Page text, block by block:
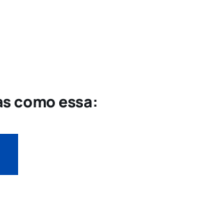
como essa: